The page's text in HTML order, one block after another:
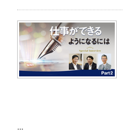
...